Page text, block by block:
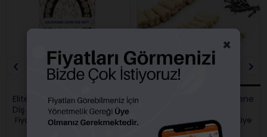
Elite Fantom Çene Yedek
Diş Seti
Fiyatları görebilmek için üye
Omega Plus Fantom Çene
Fiyatları görebilmek için üye
girişi yapmalısınız.
×